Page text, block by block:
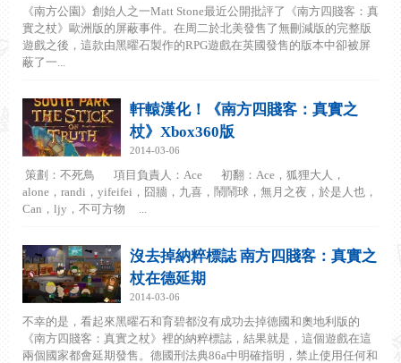
《南方公園》創始人之一Matt Stone最近公開批評了《南方四賤客：真
實之杖》歐洲版的屏蔽事件。在周二於北美發售了無刪減版的完整版
遊戲之後，這款由黑曜石製作的RPG遊戲在英國發售的版本中卻被屏
蔽了一...
軒轅漢化！《南方四賤客：真實之
杖》Xbox360版
2014-03-06
策劃：不死鳥 項目負責人：Ace 初翻：Ace，狐狸大人，
alone，randi，yifeifei，囧牆，九喜，鬧鬧球，無月之夜，於是人也，
Can，ljy，不可方物 ...
沒去掉納粹標誌 南方四賤客：真實之
杖在德延期
2014-03-06
不幸的是，看起來黑曜石和育碧都沒有成功去掉德國和奧地利版的
《南方四賤客：真實之杖》裡的納粹標誌，結果就是，這個遊戲在這
兩個國家都會延期發售。德國刑法典86a中明確指明，禁止使用任何和